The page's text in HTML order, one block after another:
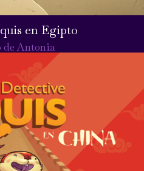
en Egipto
de Antonia